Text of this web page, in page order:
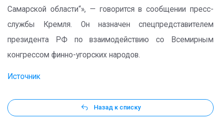
Самарской области“», — говорится в сообщении пресс-
службы Кремля. Он назначен спецпредставителем
президента РФ по взаимодействию со Всемирным
конгрессом финно-угорских народов.
Источник
Назад к списку